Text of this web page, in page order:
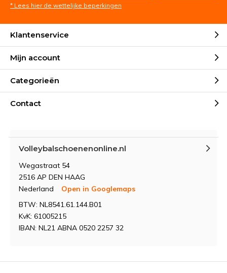
* Lees hier de wettelijke beperkingen
Klantenservice
Mijn account
Categorieën
Contact
Volleybalschoenenonline.nl
Wegastraat 54
2516 AP DEN HAAG
Nederland
Open in Googlemaps
BTW: NL8541.61.144.B01
KvK: 61005215
IBAN: NL21 ABNA 0520 2257 32